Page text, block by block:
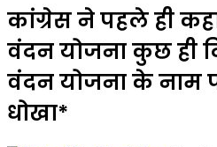
कांग्रेस ने पहले ही
वंदन योजना कुछ ही
वंदन योजना के नाम
धोखा*